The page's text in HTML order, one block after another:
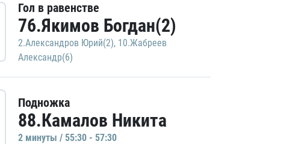
Гол в равенстве
76.Якимов Богдан(2)
2.Александров Юрий(2), 10.Жабреев
Александр(6)
Подножка
88.Камалов Никита
2 минуты / 55:30 - 57:30